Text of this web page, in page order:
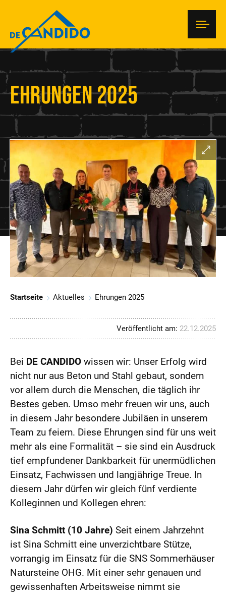
Ehrungen 2025
Startseite Aktuelles Ehrungen 2025
Veröffentlicht am: 22.12.2025
Bei DE CANDIDO wissen wir: Unser Erfolg wird
nicht nur aus Beton und Stahl gebaut, sondern
vor allem durch die Menschen, die täglich ihr
Bestes geben. Umso mehr freuen wir uns, auch
in diesem Jahr besondere Jubiläen in unserem
Team zu feiern. Diese Ehrungen sind für uns weit
mehr als eine Formalität – sie sind ein Ausdruck
tief empfundener Dankbarkeit für unermüdlichen
Einsatz, Fachwissen und langjährige Treue. In
diesem Jahr dürfen wir gleich fünf verdiente
Kolleginnen und Kollegen ehren:
Sina Schmitt (10 Jahre) Seit einem Jahrzehnt
ist Sina Schmitt eine unverzichtbare Stütze,
vorrangig im Einsatz für die SNS Sommerhäuser
Natursteine OHG. Mit einer sehr genauen und
gewissenhaften Arbeitsweise nimmt sie